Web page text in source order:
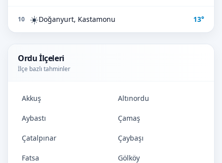
10 ☀️Doğanyurt, Kastamonu 13°
Ordu İlçeleri
İlçe bazlı tahminler
Akkuş Altınordu
Aybastı Çamaş
Çatalpınar Çaybaşı
Fatsa Gölköy